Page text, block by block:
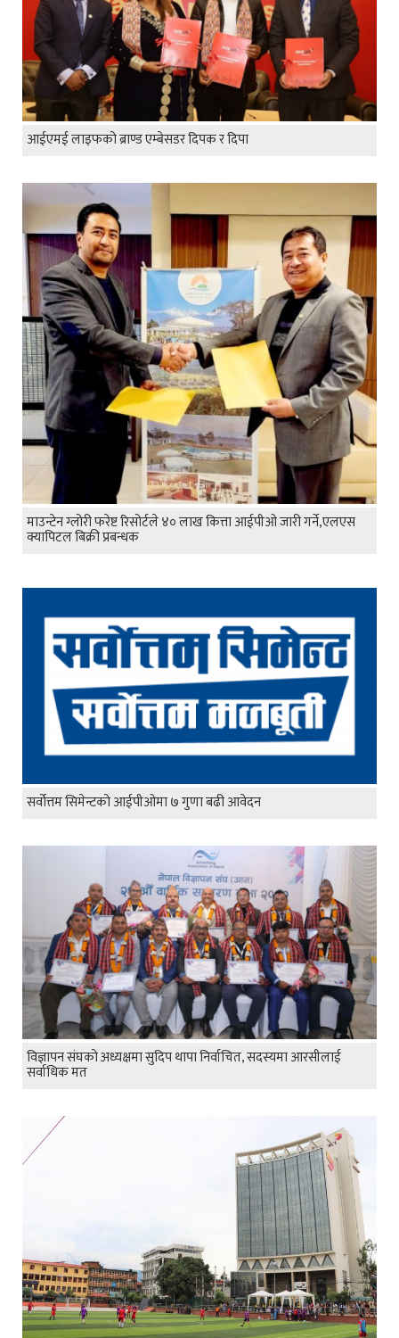
आईएमई लाइफको ब्राण्ड एम्बेसडर दिपक र दिपा
माउन्टेन ग्लोरी फरेष्ट रिसोर्टले ४० लाख कित्ता आईपीओ जारी गर्ने,एलएस
क्यापिटल बिक्री प्रबन्धक
सर्वोत्तम सिमेन्टको आईपीओमा ७ गुणा बढी आवेदन
विज्ञापन संघको अध्यक्षमा सुदिप थापा निर्वाचित, सदस्यमा आरसीलाई
सर्वाधिक मत